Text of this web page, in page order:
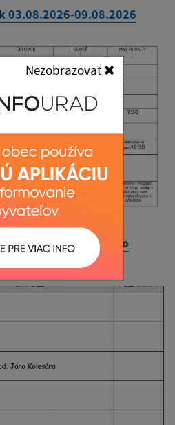
Nezobrazovať
03.08.2026-09.08.2026
od 27.07.2026 do